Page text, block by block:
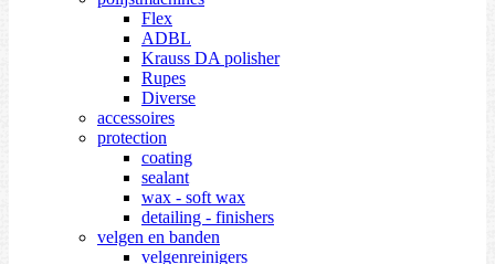
Flex
ADBL
Krauss DA polisher
Rupes
Diverse
accessoires
protection
coating
sealant
wax - soft wax
detailing - finishers
velgen en banden
velgenreinigers